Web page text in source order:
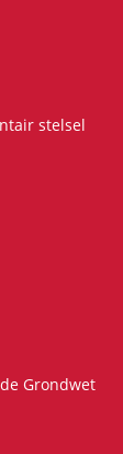
stelsel
Grondwet